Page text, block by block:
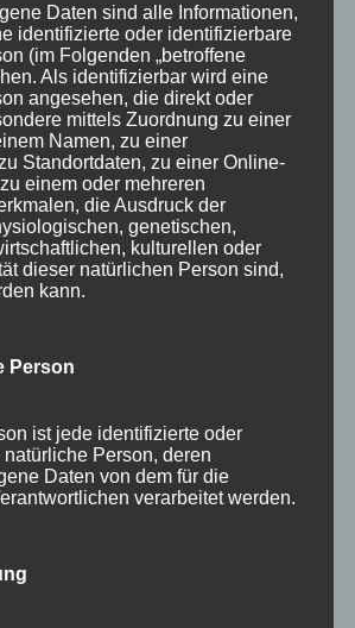
im August 2026 in Oberstdorf
WM 2026 in Oberstdorf
– perfekter Frühlingsurlaub
März
Award 2026
Daten sind alle Informationen,
identifizierte oder identifizierbare
(im Folgenden „betroffene
Als identifizierbar wird eine
angesehen, die direkt oder
mittels Zuordnung zu einer
Namen, zu einer
Standortdaten, zu einer Online-
einem oder mehreren
die Ausdruck der
genetischen,
kulturellen oder
dieser natürlichen Person sind,
kann.
Person
ist jede identifizierte oder
Person, deren
Daten von dem für die
verarbeitet werden.